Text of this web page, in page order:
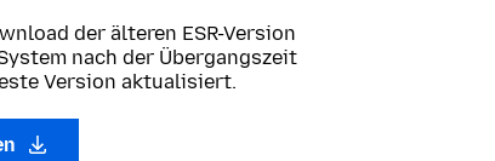
der älteren ESR-Version
nach der Übergangszeit
Version aktualisiert.